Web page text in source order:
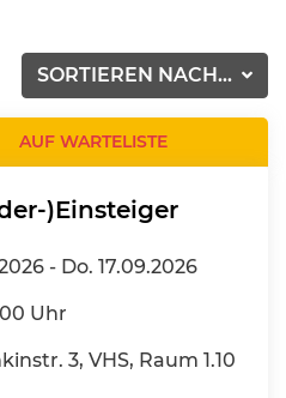
SORTIEREN NACH...
AUF WARTELISTE
)Einsteiger
- Do. 17.09.2026
Uhr
3, VHS, Raum 1.10